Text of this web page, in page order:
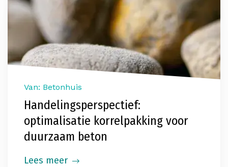
Van: Betonhuis
Handelingsperspectief:
optimalisatie korrelpakking voor
duurzaam beton
Lees meer